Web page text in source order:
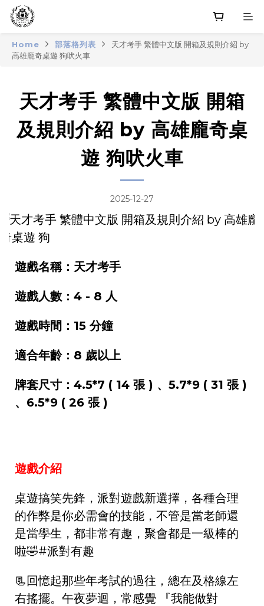
Home 部落格列表
天才考手 繁體中文版 開箱及規則介紹 by
高雄龐奇桌遊 狗吠火車
天才考手 繁體中文版 開箱
及規則介紹 by 高雄龐奇桌
遊 狗吠火車
2025-12-27
遊戲名稱：天才考手
遊戲人數：4 - 8 人
遊戲時間：15 分鐘
適合年齡：8 歲以上
牌套尺寸：4.5*7 ( 14 張 ) 、5.7*9 ( 31 張 )
、6.5*9 ( 26 張 )
遊戲介紹
桌遊搞笑先鋒，派對遊戲新選擇，各種合理
的作弊是你必需會的技能，不管是當老師還
是當學生，都非常有趣，聚會都是一級棒的
啦🤣#派對有趣
📃回憶起那些年考試的過往，總在及格線左
右搖擺。午夜夢迴，常感覺 『我能做對